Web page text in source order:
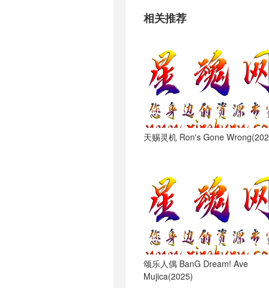
相关推荐
天赐灵机 Ron's Gone
颂乐人偶 BanG Dream! Ave
Mujica(2025)